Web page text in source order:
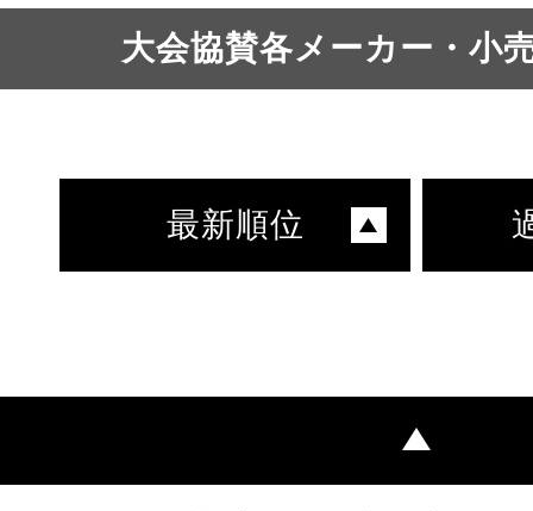
大会協賛各メーカー・小
最新順位